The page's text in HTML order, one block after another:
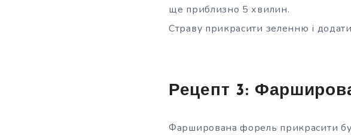
ще приблизно 5 хвилин.
Страву прикрасити зеленню і
Рецепт 3:
Фарширована форель прикрасити